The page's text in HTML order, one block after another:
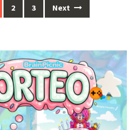
2 3 Next